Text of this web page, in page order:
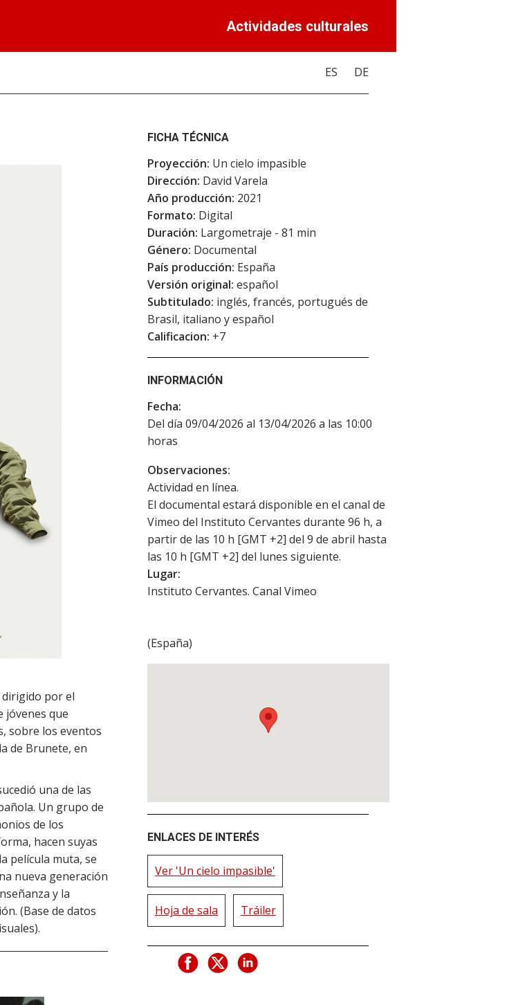
Actividades culturales
ES DE
por el
jóvenes que
sobre los eventos
de Brunete, en
una de las
Un grupo de
de los
hacen suyas
película muta, se
nueva generación
y la
(Base de datos
FICHA TÉCNICA
Proyección: Un cielo impasible
Dirección: David Varela
Año producción: 2021
Formato: Digital
Duración: Largometraje - 81 min
Género: Documental
País producción: España
Versión original: español
Subtitulado: inglés, francés, portugués de
Brasil, italiano y español
Calificacion: +7
INFORMACIÓN
Fecha:
Del día 09/04/2026 al 13/04/2026 a las 10:00
horas
Observaciones:
Actividad en línea.
El documental estará disponible en el canal de
Vimeo del Instituto Cervantes durante 96 h, a
partir de las 10 h [GMT +2] del 9 de abril hasta
las 10 h [GMT +2] del lunes siguiente.
Lugar:
Instituto Cervantes. Canal Vimeo
(España)
ENLACES DE INTERÉS
Ver 'Un cielo impasible'
Hoja de sala Tráiler